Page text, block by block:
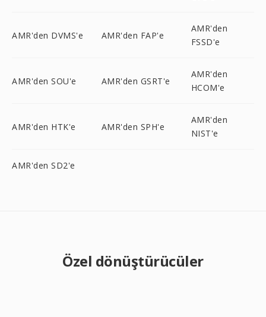
AMR'den DVMS'e AMR'den FAP'e
AMR'den
FSSD'e
AMR'den SOU'e AMR'den GSRT'e
AMR'den
HCOM'e
AMR'den HTK'e AMR'den SPH'e
AMR'den
NIST'e
AMR'den SD2'e
Özel dönüştürücüler